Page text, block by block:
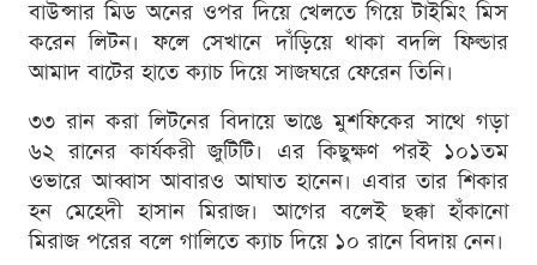
বাউন্সার মিড অনের ওপর দিয়ে খেলতে গিয়ে টাইমিং মিস
করেন লিটন। ফলে সেখানে দাঁড়িয়ে থাকা বদলি ফিল্ডার
আমাদ বাটের হাতে ক্যাচ দিয়ে সাজঘরে ফেরেন তিনি।
৩৩ রান করা লিটনের বিদায়ে ভাঙে মুশফিকের সাথে গড়া
৬২ রানের কার্যকরী জুটিটি। এর কিছুক্ষণ পরই ১০১তম
ওভারে আব্বাস আবারও আঘাত হানেন। এবার তার শিকার
হন মেহেদী হাসান মিরাজ। আগের বলেই ছক্কা হাঁকানো
মিরাজ পরের বলে গালিতে ক্যাচ দিয়ে ১০ রানে বিদায় নেন।